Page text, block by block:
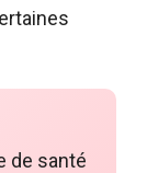
de santé